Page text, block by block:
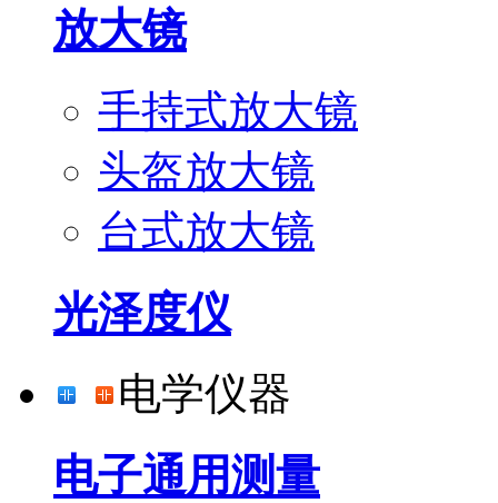
放大镜
手持式放大镜
头盔放大镜
台式放大镜
光泽度仪
电学仪器
电子通用测量